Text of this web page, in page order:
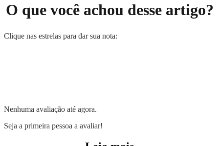
O que você achou desse artigo?
Clique nas estrelas para dar sua nota:
Nenhuma avaliação até agora.
Seja a primeira pessoa a avaliar!